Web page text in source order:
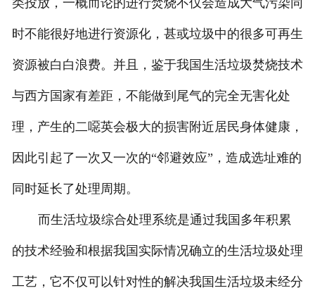
类投放，一概而论的进行焚烧不仅会造成大气污染同
时不能很好地进行资源化，甚或垃圾中的很多可再生
资源被白白浪费。并且，鉴于我国生活垃圾焚烧技术
与西方国家有差距，不能做到尾气的完全无害化处
理，产生的二噁英会极大的损害附近居民身体健康，
因此引起了一次又一次的“邻避效应”，造成选址难的
同时延长了处理周期。
而生活垃圾综合处理系统是通过我国多年积累
的技术经验和根据我国实际情况确立的生活垃圾处理
工艺，它不仅可以针对性的解决我国生活垃圾未经分